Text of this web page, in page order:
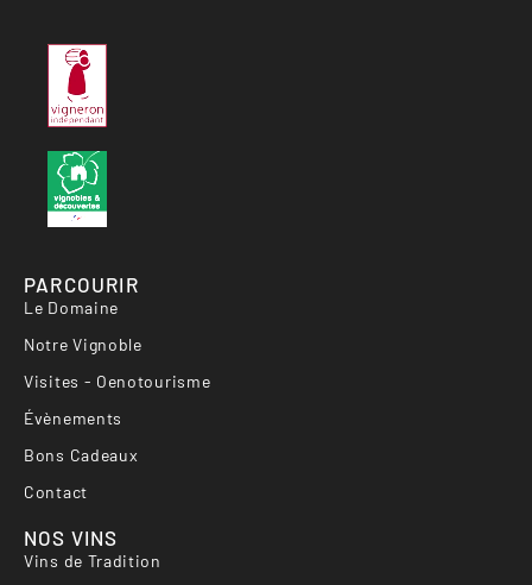
PARCOURIR
Le Domaine
Notre Vignoble
Visites - Oenotourisme
Évènements
Bons Cadeaux
Contact
NOS VINS
Vins de Tradition